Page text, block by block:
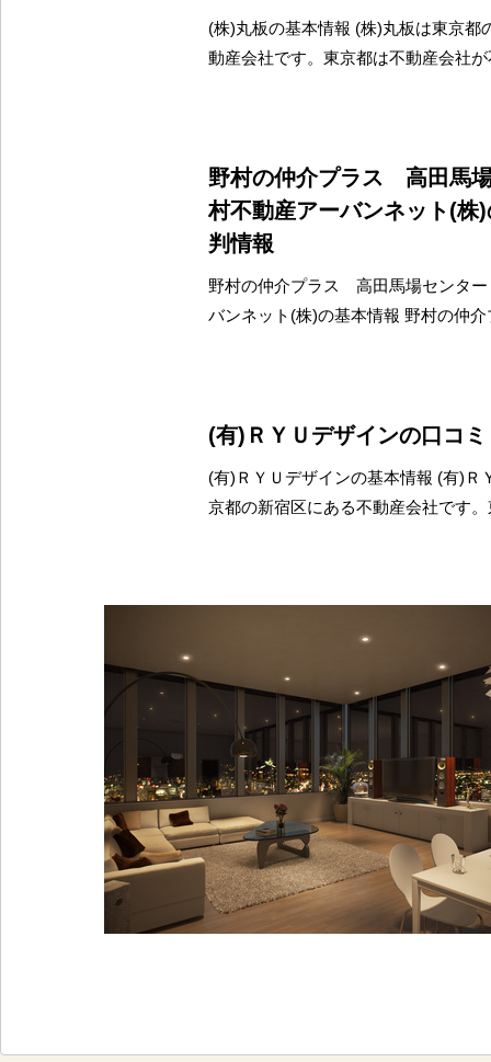
(株)丸板の基本情報 (株)丸板は東京都
動産会社です。東京都は不動産会社
野村の仲介プラス 高田馬
村不動産アーバンネット(株
判情報
野村の仲介プラス 高田馬場センタ
バンネット(株)の基本情報 野村の仲
(有)ＲＹＵデザインの口コ
(有)ＲＹＵデザインの基本情報 (有)Ｒ
京都の新宿区にある不動産会社です